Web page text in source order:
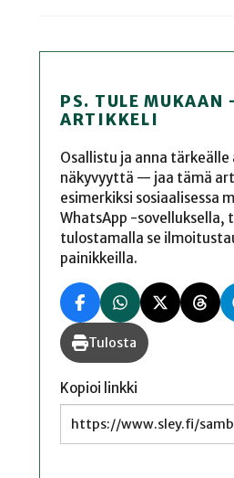
PS. TULE MUKAAN
ARTIKKELI
Osallistu ja anna tärkeälle
näkyvyyttä — jaa tämä
esimerkiksi sosiaalisessa
WhatsApp -sovelluksella,
tulostamalla se
painikkeilla.
Tulosta
Kopioi linkki